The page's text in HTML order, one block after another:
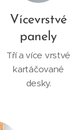
Vícevrstvé
panely
Tří a více vrstvé
kartáčované
desky.